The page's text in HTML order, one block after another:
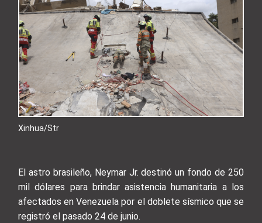
Xinhua/Str
El astro brasileño, Neymar Jr. destinó un fondo de 250
mil dólares para brindar asistencia humanitaria a los
afectados en Venezuela por el doblete sísmico que se
registró el pasado 24 de junio.